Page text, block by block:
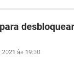
2021 às 19:30